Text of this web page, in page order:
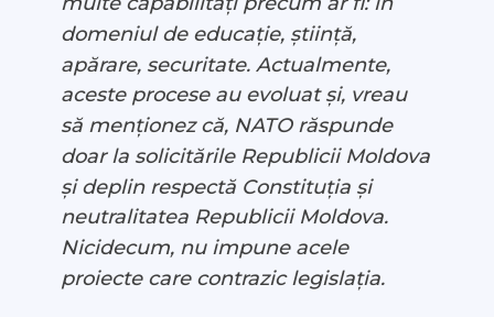
domeniul de educație, știință,
apărare, securitate. Actualmente,
aceste procese au evoluat și, vreau
să menționez că, NATO răspunde
doar la solicitările Republicii Moldova
și deplin respectă Constituția și
neutralitatea Republicii Moldova.
Nicidecum, nu impune acele
proiecte care contrazic legislația.